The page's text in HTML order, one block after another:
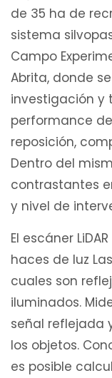
de 35 ha de
sistema
Campo
Abrita, donde
investigación y
performance
reposición,
Dentro del
contrastantes
y nivel de
El escáner
haces de luz
cuales son
iluminados.
señal reflejada
los objetos.
es posible